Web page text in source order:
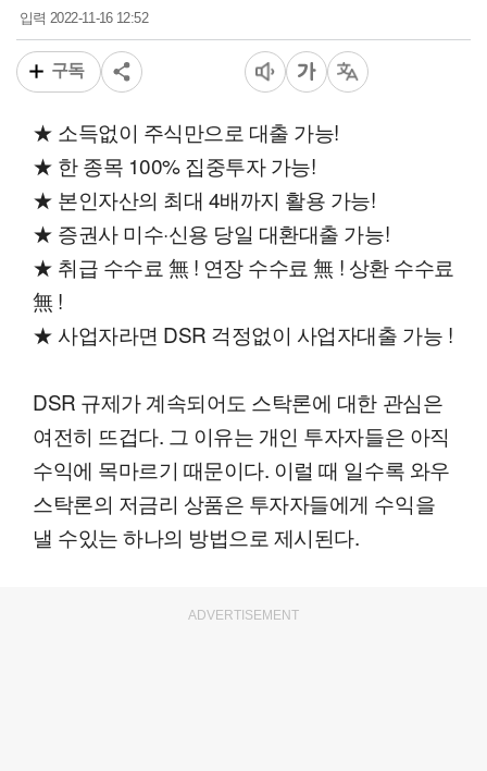
입력 2022-11-16 12:52
구독
★ 소득없이 주식만으로 대출 가능!
★ 한 종목 100% 집중투자 가능!
★ 본인자산의 최대 4배까지 활용 가능!
★ 증권사 미수·신용 당일 대환대출 가능!
★ 취급 수수료 無 ! 연장 수수료 無 ! 상환 수수료
無 !
★ 사업자라면 DSR 걱정없이 사업자대출 가능 !
DSR 규제가 계속되어도 스탁론에 대한 관심은
여전히 뜨겁다. 그 이유는 개인 투자자들은 아직
수익에 목마르기 때문이다. 이럴 때 일수록 와우
스탁론의 저금리 상품은 투자자들에게 수익을
낼 수있는 하나의 방법으로 제시된다.
ADVERTISEMENT